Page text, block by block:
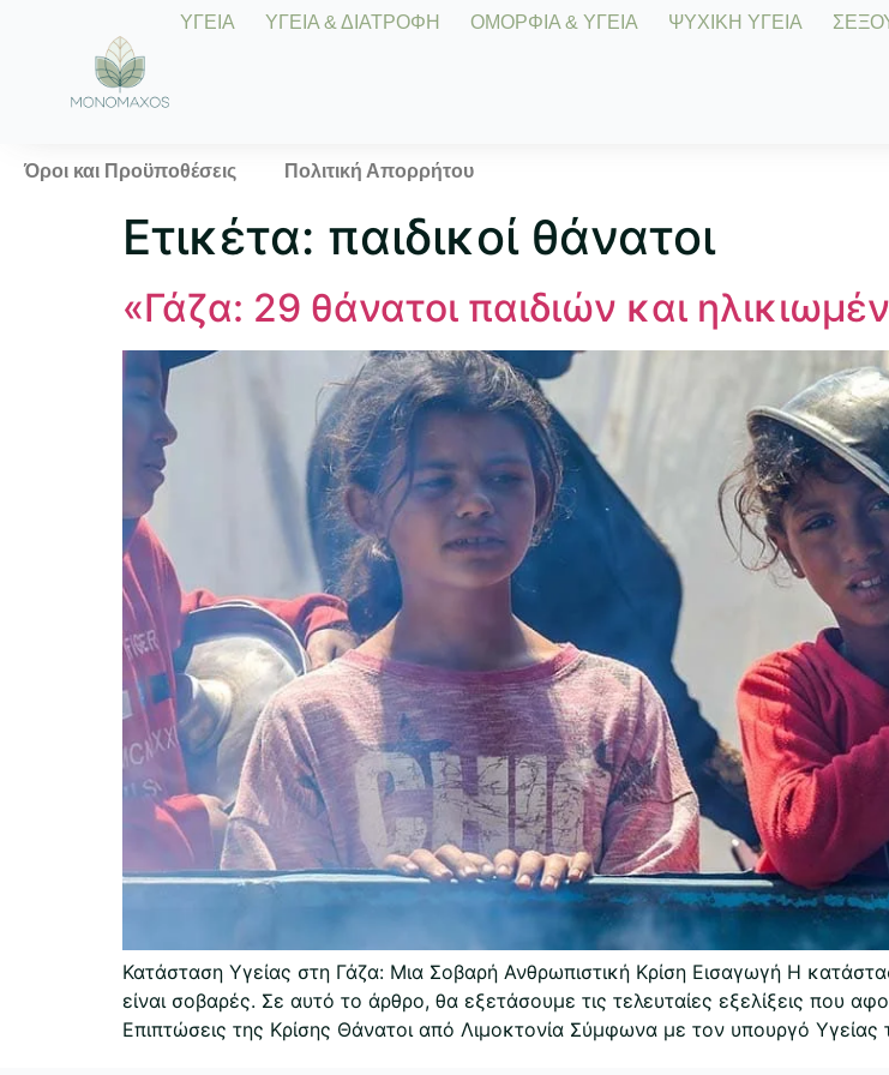
ΥΓΕΙΑ ΥΓΕΙΑ & ΔΙΑΤΡΟΦΗ ΟΜΟΡΦΙΑ & ΥΓΕΙΑ ΨΥΧΙΚΗ ΥΓΕΙΑ
Όροι και Προϋποθέσεις Πολιτική Απορρήτου
Ετικέτα: παιδικοί θάνατοι
«Γάζα: 29 θάνατοι παιδιών και
Κατάσταση Υγείας στη Γάζα: Μια Σοβαρή Ανθρωπιστική Κρίση Εισαγωγή Η
είναι σοβαρές. Σε αυτό το άρθρο, θα εξετάσουμε τις τελευταίες εξελίξεις που
Επιπτώσεις της Κρίσης Θάνατοι από Λιμοκτονία Σύμφωνα με τον υπουργό Υγείας